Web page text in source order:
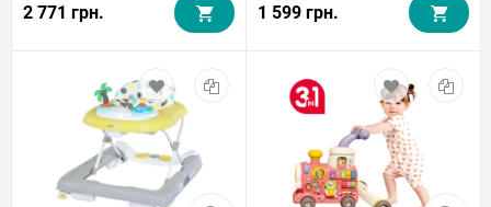
2 771 грн. 1 599 грн.